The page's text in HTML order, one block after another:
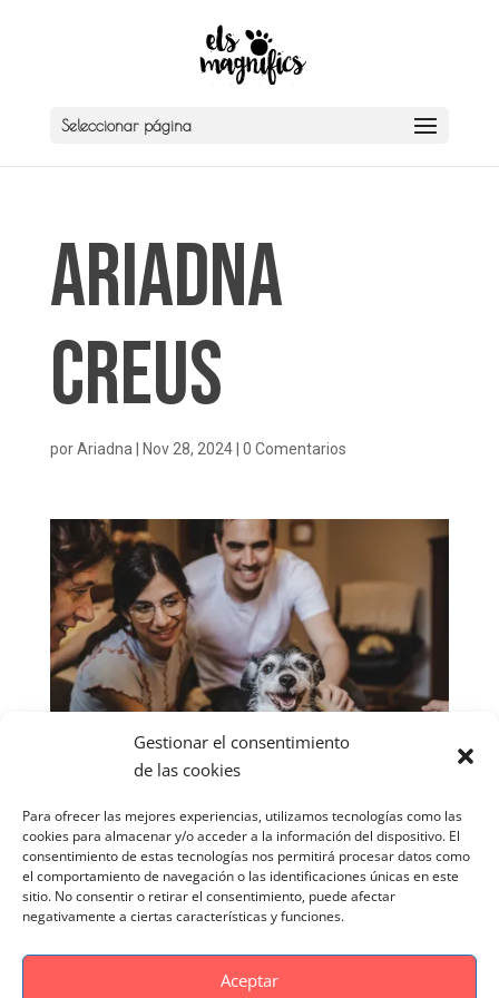
Gestionar el consentimiento
de las cookies
Para ofrecer las mejores experiencias, utilizamos tecnologías como las
cookies para almacenar y/o acceder a la información del dispositivo. El
consentimiento de estas tecnologías nos permitirá procesar datos como
el comportamiento de navegación o las identificaciones únicas en este
sitio. No consentir o retirar el consentimiento, puede afectar
negativamente a ciertas características y funciones.
Aceptar
Seleccionar página
Ariadna
Creus
porAriadna Nov 28, 2024| 0 Comentarios